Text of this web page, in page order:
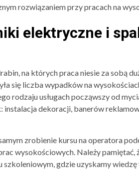
rozwiązaniem przy pracach na
elektryczne i
na których praca niesie za sobą
się liczba wypadków na
rodzaju usługach począwszy od
instalacja dekoracji, banerów
zrobienie kursu na operatora
wysokościowych. Należy pamiętać,
gdzie uzyskamy wiedzę